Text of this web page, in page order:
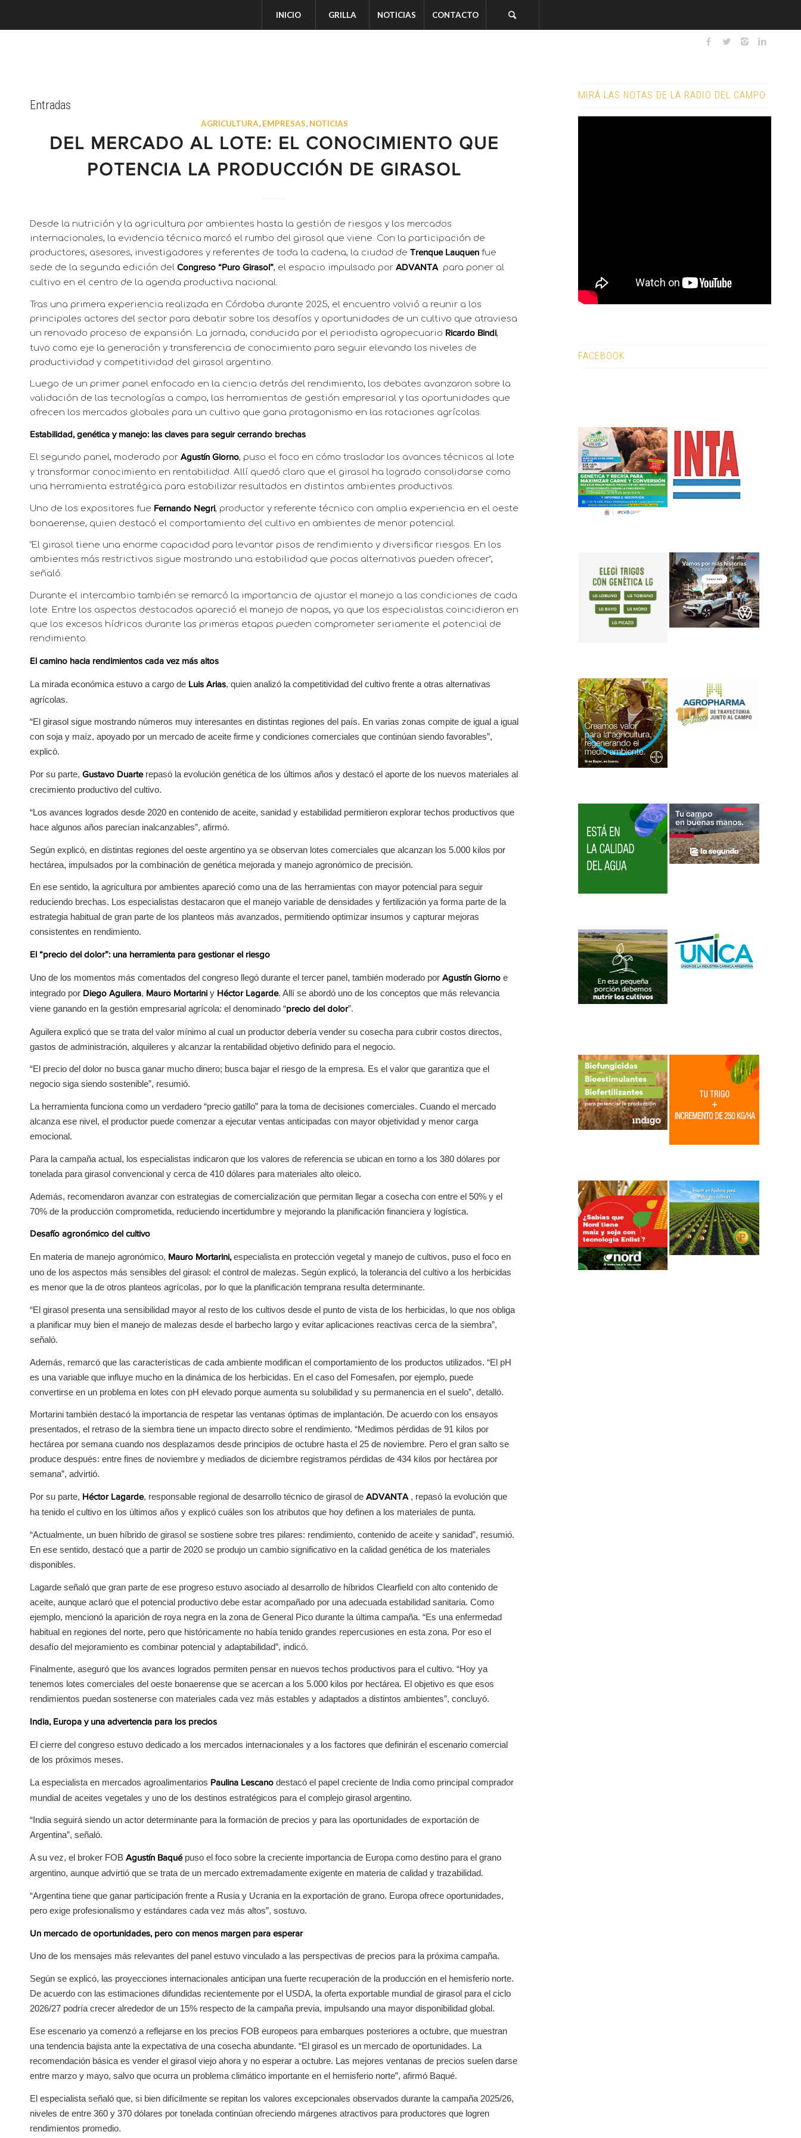
INICIO GRILLA NOTICIAS CONTACTO
Entradas
AGRICULTURA, EMPRESAS, NOTICIAS
DEL MERCADO AL LOTE: EL CONOCIMIENTO QUE
POTENCIA LA PRODUCCIÓN DE GIRASOL
Desde la nutrición y la agricultura por ambientes hasta la gestión de riesgos y los mercados
internacionales, la evidencia técnica marcó el rumbo del girasol que viene. Con la participación de
productores, asesores, investigadores y referentes de toda la cadena, la ciudad de Trenque Lauquen fue
sede de la segunda edición del Congreso “Puro Girasol”, el espacio impulsado por ADVANTA para poner al
cultivo en el centro de la agenda productiva nacional.
Tras una primera experiencia realizada en Córdoba durante 2025, el encuentro volvió a reunir a los
principales actores del sector para debatir sobre los desafíos y oportunidades de un cultivo que atraviesa
un renovado proceso de expansión. La jornada, conducida por el periodista agropecuario Ricardo Bindi,
tuvo como eje la generación y transferencia de conocimiento para seguir elevando los niveles de
productividad y competitividad del girasol argentino.
Luego de un primer panel enfocado en la ciencia detrás del rendimiento, los debates avanzaron sobre la
validación de las tecnologías a campo, las herramientas de gestión empresarial y las oportunidades que
ofrecen los mercados globales para un cultivo que gana protagonismo en las rotaciones agrícolas.
Estabilidad, genética y manejo: las claves para seguir cerrando brechas
El segundo panel, moderado por Agustín Giorno, puso el foco en cómo trasladar los avances técnicos al lote
y transformar conocimiento en rentabilidad. Allí quedó claro que el girasol ha logrado consolidarse como
una herramienta estratégica para estabilizar resultados en distintos ambientes productivos.
Uno de los expositores fue Fernando Negri, productor y referente técnico con amplia experiencia en el oeste
bonaerense, quien destacó el comportamiento del cultivo en ambientes de menor potencial.
“El girasol tiene una enorme capacidad para levantar pisos de rendimiento y diversificar riesgos. En los
ambientes más restrictivos sigue mostrando una estabilidad que pocas alternativas pueden ofrecer”,
señaló.
Durante el intercambio también se remarcó la importancia de ajustar el manejo a las condiciones de cada
lote. Entre los aspectos destacados apareció el manejo de napas, ya que los especialistas coincidieron en
que los excesos hídricos durante las primeras etapas pueden comprometer seriamente el potencial de
rendimiento.
El camino hacia rendimientos cada vez más altos
La mirada económica estuvo a cargo de Luis Arias, quien analizó la competitividad del cultivo frente a otras alternativas
agrícolas.
“El girasol sigue mostrando números muy interesantes en distintas regiones del país. En varias zonas compite de igual a igual
con soja y maíz, apoyado por un mercado de aceite firme y condiciones comerciales que continúan siendo favorables”,
explicó.
Por su parte, Gustavo Duarterepasó la evolución genética de los últimos años y destacó el aporte de los nuevos materiales al
crecimiento productivo del cultivo.
“Los avances logrados desde 2020 en contenido de aceite, sanidad y estabilidad permitieron explorar techos productivos que
hace algunos años parecían inalcanzables”, afirmó.
Según explicó, en distintas regiones del oeste argentino ya se observan lotes comerciales que alcanzan los 5.000 kilos por
hectárea, impulsados por la combinación de genética mejorada y manejo agronómico de precisión.
En ese sentido, la agricultura por ambientes apareció como una de las herramientas con mayor potencial para seguir
reduciendo brechas. Los especialistas destacaron que el manejo variable de densidades y fertilización ya forma parte de la
estrategia habitual de gran parte de los planteos más avanzados, permitiendo optimizar insumos y capturar mejoras
consistentes en rendimiento.
El “precio del dolor”: una herramienta para gestionar el riesgo
Uno de los momentos más comentados del congreso llegó durante el tercer panel, también moderado por Agustín Giorno e
integrado por Diego Aguilera, Mauro Mortarini y Héctor Lagarde. Allí se abordó uno de los conceptos que más relevancia
viene ganando en la gestión empresarial agrícola: el denominado “precio del dolor”.
Aguilera explicó que se trata del valor mínimo al cual un productor debería vender su cosecha para cubrir costos directos,
gastos de administración, alquileres y alcanzar la rentabilidad objetivo definido para el negocio.
“El precio del dolor no busca ganar mucho dinero; busca bajar el riesgo de la empresa. Es el valor que garantiza que el
negocio siga siendo sostenible”, resumió.
La herramienta funciona como un verdadero “precio gatillo” para la toma de decisiones comerciales. Cuando el mercado
alcanza ese nivel, el productor puede comenzar a ejecutar ventas anticipadas con mayor objetividad y menor carga
emocional.
Para la campaña actual, los especialistas indicaron que los valores de referencia se ubican en torno a los 380 dólares por
tonelada para girasol convencional y cerca de 410 dólares para materiales alto oleico.
Además, recomendaron avanzar con estrategias de comercialización que permitan llegar a cosecha con entre el 50% y el
70% de la producción comprometida, reduciendo incertidumbre y mejorando la planificación financiera y logística.
Desafío agronómico del cultivo
En materia de manejo agronómico, Mauro Mortarini, especialista en protección vegetal y manejo de cultivos, puso el foco en
uno de los aspectos más sensibles del girasol: el control de malezas. Según explicó, la tolerancia del cultivo a los herbicidas
es menor que la de otros planteos agrícolas, por lo que la planificación temprana resulta determinante.
“El girasol presenta una sensibilidad mayor al resto de los cultivos desde el punto de vista de los herbicidas, lo que nos obliga
a planificar muy bien el manejo de malezas desde el barbecho largo y evitar aplicaciones reactivas cerca de la siembra”,
señaló.
Además, remarcó que las características de cada ambiente modifican el comportamiento de los productos utilizados. “El pH
es una variable que influye mucho en la dinámica de los herbicidas. En el caso del Fomesafen, por ejemplo, puede
convertirse en un problema en lotes con pH elevado porque aumenta su solubilidad y su permanencia en el suelo”, detalló.
Mortarini también destacó la importancia de respetar las ventanas óptimas de implantación. De acuerdo con los ensayos
presentados, el retraso de la siembra tiene un impacto directo sobre el rendimiento. “Medimos pérdidas de 91 kilos por
hectárea por semana cuando nos desplazamos desde principios de octubre hasta el 25 de noviembre. Pero el gran salto se
produce después: entre fines de noviembre y mediados de diciembre registramos pérdidas de 434 kilos por hectárea por
semana”, advirtió.
Por su parte, Héctor Lagarde, responsable regional de desarrollo técnico de girasol de ADVANTA , repasó la evolución que
ha tenido el cultivo en los últimos años y explicó cuáles son los atributos que hoy definen a los materiales de punta.
“Actualmente, un buen híbrido de girasol se sostiene sobre tres pilares: rendimiento, contenido de aceite y sanidad”, resumió.
En ese sentido, destacó que a partir de 2020 se produjo un cambio significativo en la calidad genética de los materiales
disponibles.
Lagarde señaló que gran parte de ese progreso estuvo asociado al desarrollo de híbridos Clearfield con alto contenido de
aceite, aunque aclaró que el potencial productivo debe estar acompañado por una adecuada estabilidad sanitaria. Como
ejemplo, mencionó la aparición de roya negra en la zona de General Pico durante la última campaña. “Es una enfermedad
habitual en regiones del norte, pero que históricamente no había tenido grandes repercusiones en esta zona. Por eso el
desafío del mejoramiento es combinar potencial y adaptabilidad”, indicó.
Finalmente, aseguró que los avances logrados permiten pensar en nuevos techos productivos para el cultivo. “Hoy ya
tenemos lotes comerciales del oeste bonaerense que se acercan a los 5.000 kilos por hectárea. El objetivo es que esos
rendimientos puedan sostenerse con materiales cada vez más estables y adaptados a distintos ambientes”, concluyó.
India, Europa y una advertencia para los precios
El cierre del congreso estuvo dedicado a los mercados internacionales y a los factores que definirán el escenario comercial
de los próximos meses.
La especialista en mercados agroalimentarios Paulina Lescano destacó el papel creciente de India como principal comprador
mundial de aceites vegetales y uno de los destinos estratégicos para el complejo girasol argentino.
“India seguirá siendo un actor determinante para la formación de precios y para las oportunidades de exportación de
Argentina”, señaló.
A su vez, el broker FOB Agustín Baquépuso el foco sobre la creciente importancia de Europa como destino para el grano
argentino, aunque advirtió que se trata de un mercado extremadamente exigente en materia de calidad y trazabilidad.
“Argentina tiene que ganar participación frente a Rusia y Ucrania en la exportación de grano. Europa ofrece oportunidades,
pero exige profesionalismo y estándares cada vez más altos”, sostuvo.
Un mercado de oportunidades, pero con menos margen para esperar
Uno de los mensajes más relevantes del panel estuvo vinculado a las perspectivas de precios para la próxima campaña.
Según se explicó, las proyecciones internacionales anticipan una fuerte recuperación de la producción en el hemisferio norte.
De acuerdo con las estimaciones difundidas recientemente por el USDA, la oferta exportable mundial de girasol para el ciclo
2026/27 podría crecer alrededor de un 15% respecto de la campaña previa, impulsando una mayor disponibilidad global.
Ese escenario ya comenzó a reflejarse en los precios FOB europeos para embarques posteriores a octubre, que muestran
una tendencia bajista ante la expectativa de una cosecha abundante. “El girasol es un mercado de oportunidades. La
recomendación básica es vender el girasol viejo ahora y no esperar a octubre. Las mejores ventanas de precios suelen darse
entre marzo y mayo, salvo que ocurra un problema climático importante en el hemisferio norte”, afirmó Baqué.
El especialista señaló que, si bien difícilmente se repitan los valores excepcionales observados durante la campaña 2025/26,
niveles de entre 360 y 370 dólares por tonelada continúan ofreciendo márgenes atractivos para productores que logren
rendimientos promedio.
MIRÁ LAS NOTAS DE LA RADIO DEL CAMPO
FACEBOOK